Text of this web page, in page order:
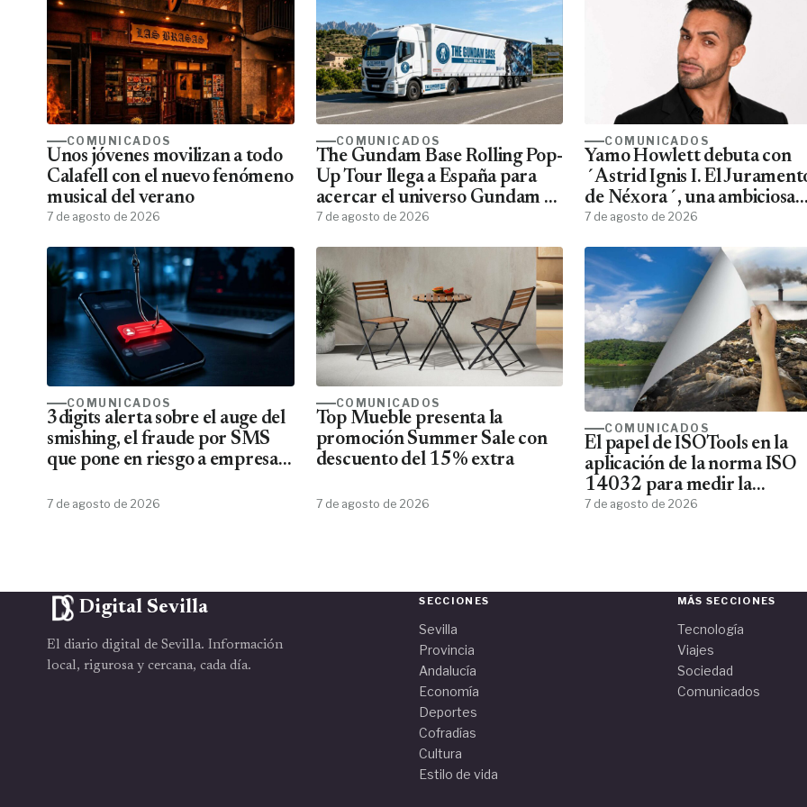
COMUNICADOS
Unos jóvenes movilizan a todo
Calafell con el nuevo fenómeno
musical del verano
7 de agosto de 2026
COMUNICADOS
The Gundam Base Rolling Pop-
Up Tour llega a España para
acercar el universo Gundam a
todos los fans
7 de agosto de 2026
COMUNICADOS
Yamo Howlett debuta con
´Astrid Ignis I. El
de Néxora´, una ambiciosa
saga de fantasía y ciencia
7 de agosto de 2026
COMUNICADOS
3digits alerta sobre el auge del
smishing, el fraude por SMS
que pone en riesgo a empresas
7 de agosto de 2026
COMUNICADOS
Top Mueble presenta la
promoción Summer Sale con
descuento del 15% extra
7 de agosto de 2026
COMUNICADOS
El papel de ISOTools en la
aplicación de la norma ISO
14032 para medir la
sostenibilidad empresarial
7 de agosto de 2026
Digital Sevilla
El diario digital de Sevilla. Información
local, rigurosa y cercana, cada día.
SECCIONES
Sevilla
Provincia
Andalucía
Economía
Deportes
Cofradías
Cultura
Estilo de vida
MÁS SECCIONES
Tecnología
Viajes
Sociedad
Comunicados